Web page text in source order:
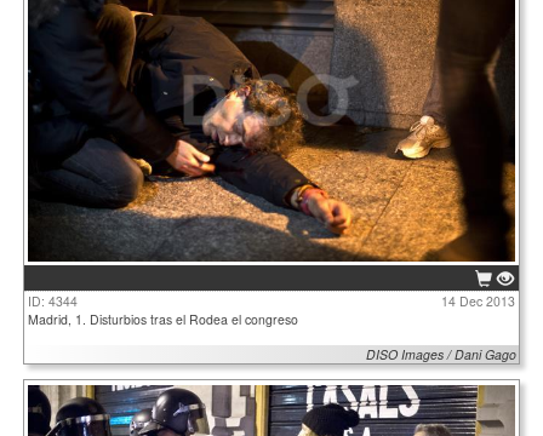
ID: 4344
14 Dec 2013
Madrid, 1. Disturbios tras el Rodea el congreso
DISO Images / Dani Gago